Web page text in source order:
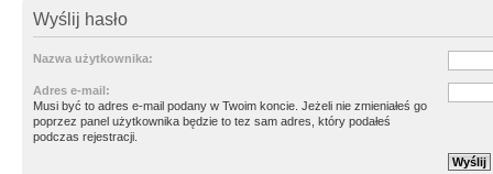
Wyślij hasło
Nazwa użytkownika:
Adres e-mail:
Musi być to adres e-mail podany w Twoim koncie. Jeżeli nie zmieniałeś go
poprzez panel użytkownika będzie to tez sam adres, który podałeś
podczas rejestracji.